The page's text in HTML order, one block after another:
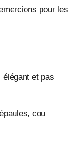
pour les
et pas
cou